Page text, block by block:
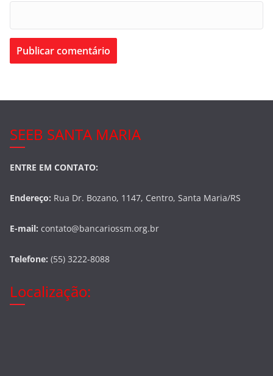
SEEB SANTA MARIA
ENTRE EM CONTATO:
Endereço: Rua Dr. Bozano, 1147, Centro, Santa Maria/RS
E-mail: contato@bancariossm.org.br
Telefone: (55) 3222-8088
Localização: